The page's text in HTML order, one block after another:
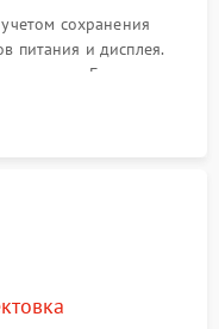
сохранения
питания и дисплея.
и пыли. Бережная